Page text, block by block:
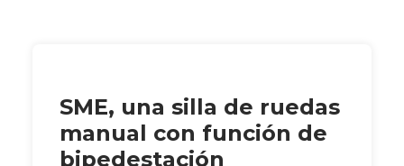
SME, una silla de ruedas
manual con función de
bipedestación